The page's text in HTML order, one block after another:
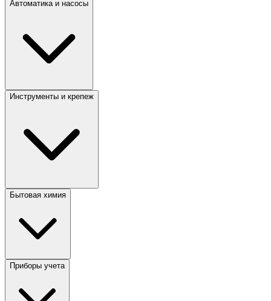
Автоматика и насосы
Инструменты и крепеж
Бытовая химия
Приборы учета